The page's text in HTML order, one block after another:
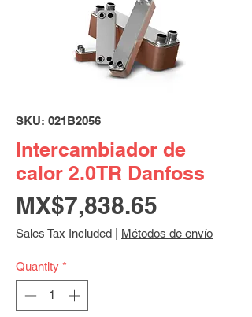
SKU: 021B2056
Intercambiador de
calor 2.0TR Danfoss
MX$7,838.65
Sales Tax Included Métodos de envío
Quantity *